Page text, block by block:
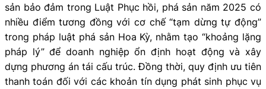
sản bảo đảm trong Luật Phục hồi, phá sản năm 2025 có
nhiều điểm tương đồng với cơ chế “tạm dừng tự động”
trong pháp luật phá sản Hoa Kỳ, nhằm tạo “khoảng lặng
pháp lý” để doanh nghiệp ổn định hoạt động và xây
dựng phương án tái cấu trúc. Đồng thời, quy định ưu tiên
thanh toán đối với các khoản tín dụng phát sinh phục vụ